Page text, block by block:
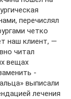
перечислял
четко
наш клиент, —
читал
вещах
выписали
лечения